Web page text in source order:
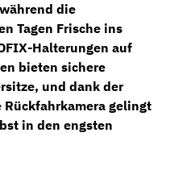
die
Tagen Frische ins
Halterungen auf
bieten sichere
und dank der
gelingt
in den engsten